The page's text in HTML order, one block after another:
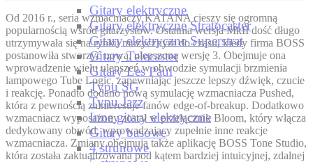
Gitary elektryczne
Gitary elektryczne Stratocaster
Gitary elektryczne Superstrat
Gitary Telecaster
Gitary Les Paul
Typu SG
Typu Jazz
Inne gitary elektryczne
Gitary basowe
4 strunowe
Od 2016 r., seria wzmacniaczy KATANA cieszy się ogromną
popularnością wśród gitarzystów. Ostatnia wersja MkII dość długo
utrzymywała się na rynku muzycznym do czasu, kiedy firma BOSS
postanowiła stworzyć nową, ulepszoną wersję 3. Obejmuje ona
wprowadzenie wielu ulepszeń w obwodzie symulacji brzmienia
lampowego Tube Logic, zapewniając jeszcze lepszy dźwięk, czucie
i reakcję. Ponadto dodano nową symulację wzmacniacza Pushed,
która z pewnością zainteresuje fanów edge-of-breakup. Dodatkowo
wzmacniacz wyposażony został w przełącznik Bloom, który włącza
dedykowany obwód, wprowadzający zupełnie inne reakcje
wzmacniacza. Zmiany obejmują także aplikację BOSS Tone Studio,
która została zaktualizowana pod kątem bardziej intuicyjnej, zdalnej